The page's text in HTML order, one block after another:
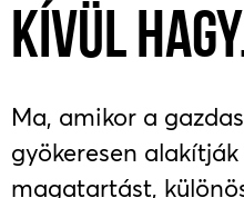
KÍVÜL
Ma, amikor a
gyökeresen
magatartást,